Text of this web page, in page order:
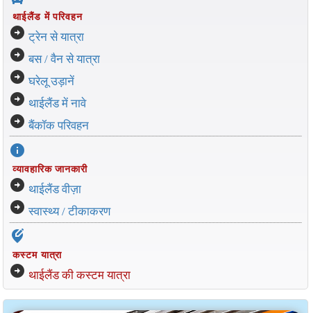
थाईलैंड में परिवहन
arrow_circle_right ट्रेन से यात्रा
arrow_circle_right बस / वैन से यात्रा
arrow_circle_right घरेलू उड़ानें
arrow_circle_right थाईलैंड में नावे
arrow_circle_right बैंकॉक परिवहन
info
व्यावहारिक जानकारी
arrow_circle_right थाईलैंड वीज़ा
arrow_circle_right स्वास्थ्य / टीकाकरण
edit_location_alt
कस्टम यात्रा
arrow_circle_right थाईलैंड की कस्टम यात्रा